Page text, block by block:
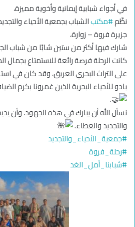
في أجواء شبابية إيمانية وأخوية مميزة،
نظّم#مكتبالشباب بجمعية الأحياء
جزيرة فروة – زوارة،
شارك فيها أكثر من ستين شابًا من شباب
كانت الرحلة فرصة رائعة للاستمتاع بجمال
على التراث البحري العريق، وقد كان في
بادو للأحياء البحرية الذين غمرونا بكرم
.
نسأل الله أن يبارك في هذه الجهود، وأن
والتجديد والعطاء.
#جمعية_الأحياء_والتجديد
#رحلة_فروة
#شبابنا_أمل_الغد